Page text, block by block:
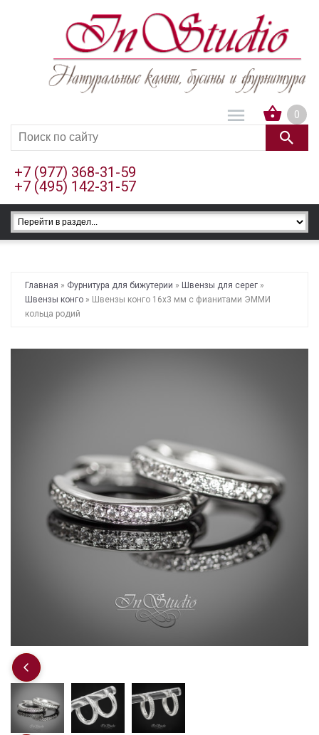
0
+7 (977) 368-31-59
+7 (495) 142-31-57
Главная » Фурнитура для бижутерии » Швензы для серег »
Швензы конго » Швензы конго 16х3 мм с фианитами ЭММИ
кольца родий